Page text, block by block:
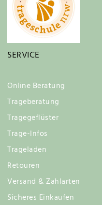
SERVICE
Online Beratung
Trageberatung
Tragegeflüster
Trage-Infos
Trageladen
Retouren
Versand & Zahlarten
Sicheres Einkaufen